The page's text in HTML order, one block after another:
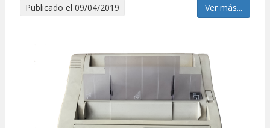
Publicado el 09/04/2019 Ver más...